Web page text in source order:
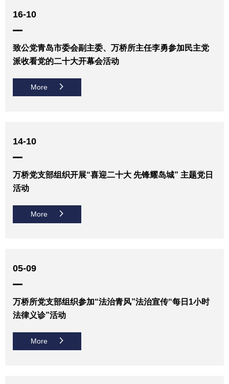
16-10
致公党青岛市委会副主委、万桥所主任李勇参加民主党
派收看党的二十大开幕会活动
More
14-10
万桥党支部组织开展“喜迎二十大 先锋耀岛城” 主题党日
活动
More
05-09
万桥所党支部组织参加“法治青风”法治宣传“每日1小时
法律义诊”活动
More